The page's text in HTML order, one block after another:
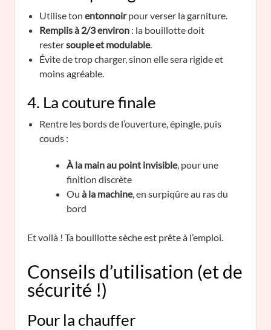
Utilise ton entonnoirpour verser la garniture.
Remplis à 2/3 environ : la bouillotte doit
restersouple et modulable.
Évite de trop charger, sinon elle sera rigide et
moins agréable.
4. La couture finale
Rentre les bords de l’ouverture, épingle, puis
couds :
À la main au point invisible, pour une
finition discrète
Ou à la machine, en surpiqûre au ras du
bord
Et voilà ! Ta bouillotte sèche est prête à l’emploi.
Conseils d’utilisation (et de
sécurité !)
Pour la chauffer